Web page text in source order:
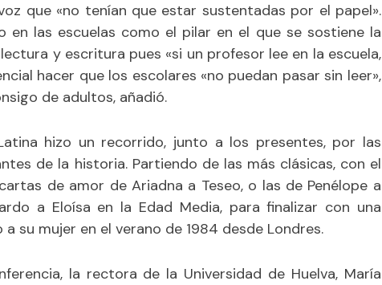
que «no tenían que estar sustentadas por el papel».
en las escuelas como el pilar en el que se sostiene la
y escritura pues «si un profesor lee en la escuela,
hacer que los escolares «no puedan pasar sin leer»,
de adultos, añadió.
hizo un recorrido, junto a los presentes, por las
de la historia. Partiendo de las más clásicas, con el
de amor de Ariadna a Teseo, o las de Penélope a
a Eloísa en la Edad Media, para finalizar con una
su mujer en el verano de 1984 desde Londres.
la rectora de la Universidad de Huelva, María